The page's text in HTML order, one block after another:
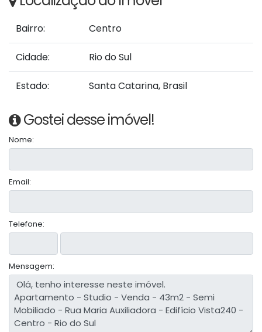
Bairro: Centro
Cidade: Rio do Sul
Estado: Santa Catarina, Brasil
Gostei desse imóvel!
Nome:
Email:
Telefone:
Mensagem: